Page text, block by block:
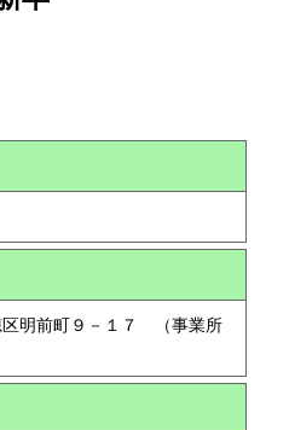
区明前町９－１７ （事業所